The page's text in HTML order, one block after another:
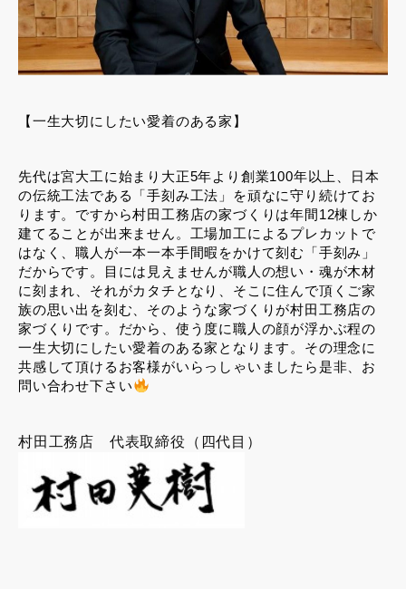
【一生大切にしたい愛着のある家】
先代は宮大工に始まり大正5年より創業100年以上、日本
の伝統工法である「手刻み工法」を頑なに守り続けてお
ります。ですから村田工務店の家づくりは年間12棟しか
建てることが出来ません。工場加工によるプレカットで
はなく、職人が一本一本手間暇をかけて刻む「手刻み」
だからです。目には見えませんが職人の想い・魂が木材
に刻まれ、それがカタチとなり、そこに住んで頂くご家
族の思い出を刻む、そのような家づくりが村田工務店の
家づくりです。だから、使う度に職人の顔が浮かぶ程の
一生大切にしたい愛着のある家となります。その理念に
共感して頂けるお客様がいらっしゃいましたら是非、お
問い合わせ下さい
村田工務店 代表取締役（四代目）